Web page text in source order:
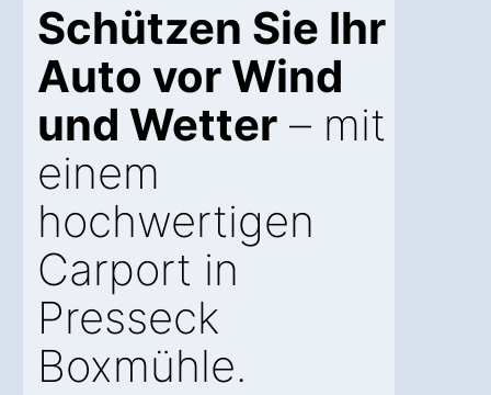
Schützen Sie Ihr
Auto vor Wind
und Wetter – mit
einem
hochwertigen
Carport in
Presseck
Boxmühle.